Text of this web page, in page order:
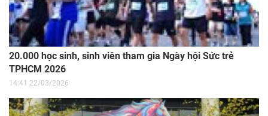
20.000 học sinh, sinh viên tham gia Ngày hội Sức trẻ
TPHCM 2026
14:41 22/03/2026